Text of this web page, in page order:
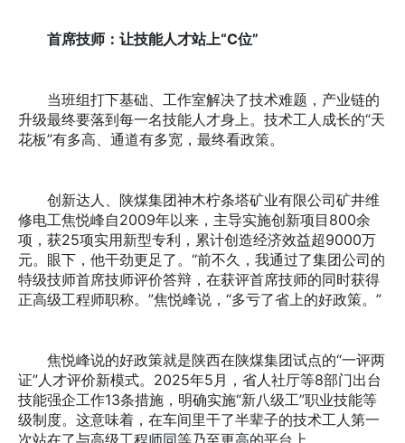
首席技师：让技能人才站上“C位”
当班组打下基础、工作室解决了技术难题，产业链的
升级最终要落到每一名技能人才身上。技术工人成长的“天
花板”有多高、通道有多宽，最终看政策。
创新达人、陕煤集团神木柠条塔矿业有限公司矿井维
修电工焦悦峰自2009年以来，主导实施创新项目800余
项，获25项实用新型专利，累计创造经济效益超9000万
元。眼下，他干劲更足了。“前不久，我通过了集团公司的
特级技师首席技师评价答辩，在获评首席技师的同时获得
正高级工程师职称。”焦悦峰说，“多亏了省上的好政策。”
焦悦峰说的好政策就是陕西在陕煤集团试点的“一评两
证”人才评价新模式。2025年5月，省人社厅等8部门出台
技能强企工作13条措施，明确实施“新八级工”职业技能等
级制度。这意味着，在车间里干了半辈子的技术工人第一
次站在了与高级工程师同等乃至更高的平台上。